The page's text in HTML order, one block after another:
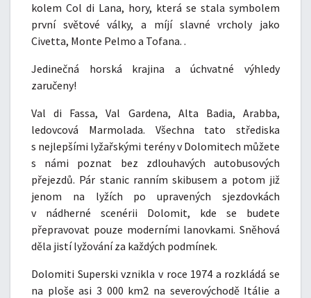
kolem Col di Lana, hory, která se stala symbolem
první světové války, a míjí slavné vrcholy jako
Civetta, Monte Pelmo a Tofana. .
Jedinečná horská krajina a úchvatné výhledy
zaručeny!
Val di Fassa, Val Gardena, Alta Badia, Arabba,
ledovcová Marmolada. Všechna tato střediska
s nejlepšími lyžařskými terény v Dolomitech můžete
s námi poznat bez zdlouhavých autobusových
přejezdů. Pár stanic ranním skibusem a potom již
jenom na lyžích po upravených sjezdovkách
v nádherné scenérii Dolomit, kde se budete
přepravovat pouze moderními lanovkami. Sněhová
děla jistí lyžování za každých podmínek.
Dolomiti Superski vznikla v roce 1974 a rozkládá se
na ploše asi 3 000 km2 na severovýchodě Itálie a